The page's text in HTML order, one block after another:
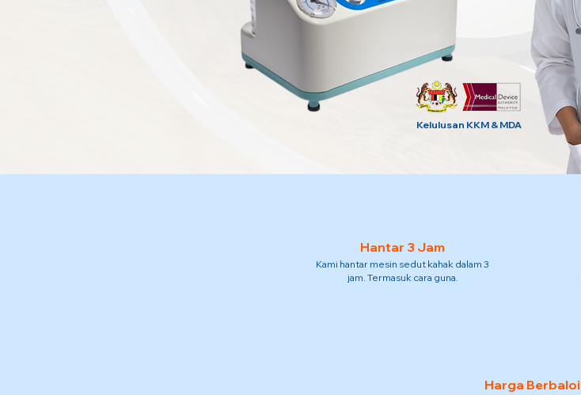
Kelulusan KKM & MDA
Hantar 3 Jam
Kami hantar mesin sedut kahak dalam 3
jam. Termasuk cara guna.
Harga Berbaloi